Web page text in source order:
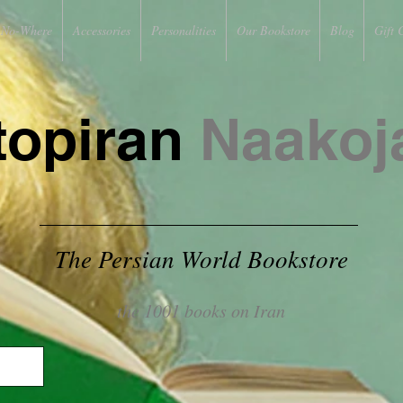
No-Where Accessories Personalities Our Bookstore Blog Gift
The Persian World Bookstore
the 1001 books on Iran